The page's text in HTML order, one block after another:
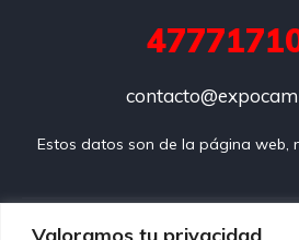
Valoramos tu privacidad
Estos datos son de la página web,
Preguntas frecuentes